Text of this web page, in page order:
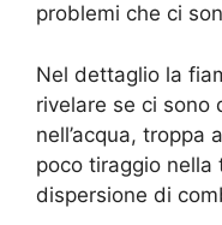
problemi che ci
Nel dettaglio la
rivelare se ci sono
nell’acqua, troppa
poco tiraggio nella
dispersione di